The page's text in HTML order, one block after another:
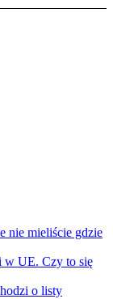
nie mieliście gdzie
w UE. Czy to się
o listy